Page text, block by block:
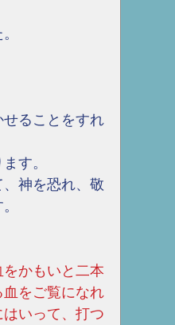
ることをすれ
す。
神を恐れ、敬
かもいと二本
をご覧になれ
いって、打つ